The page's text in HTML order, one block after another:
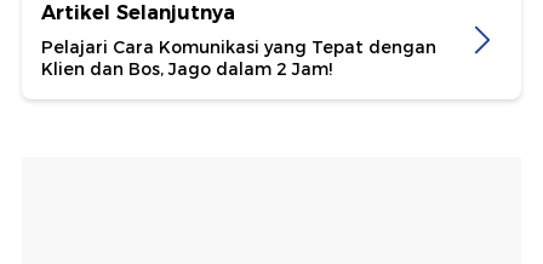
Artikel Selanjutnya
Pelajari Cara Komunikasi yang Tepat dengan
Klien dan Bos, Jago dalam 2 Jam!